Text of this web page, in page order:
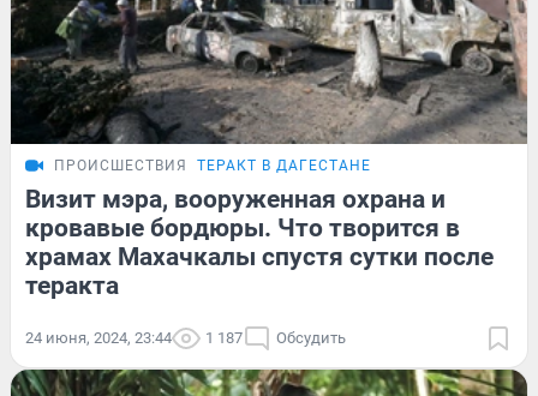
ПРОИСШЕСТВИЯ ТЕРАКТ В ДАГЕСТАНЕ
Визит мэра, вооруженная охрана и
кровавые бордюры. Что творится в
храмах Махачкалы спустя сутки после
теракта
24 июня, 2024, 23:44 1 187 Обсудить